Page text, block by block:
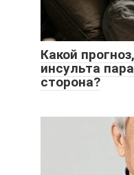
Какой
инсульта
сторона?